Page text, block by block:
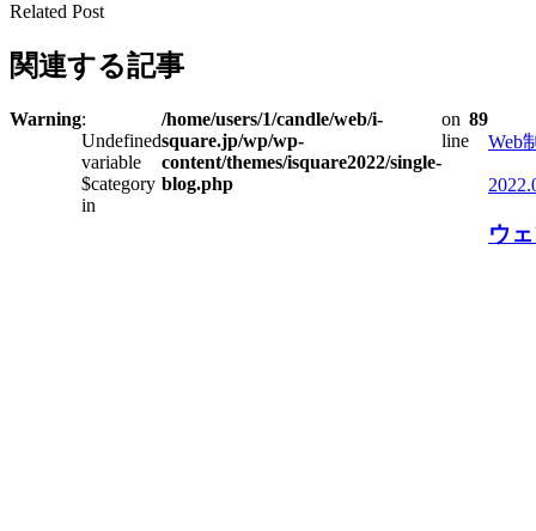
Related Post
関連する記事
Warning:
Undefined
variable
$category
in
/home/users/1/candle/web/i-
square.jp/wp/wp-
content/themes/isquare2022/single-
blog.php
on
line
89
Web
ウ